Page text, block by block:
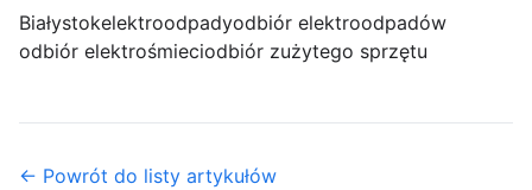
Białystokelektroodpadyodbiór elektroodpadów
odbiór elektrośmieciodbiór zużytego sprzętu
← Powrót do listy artykułów